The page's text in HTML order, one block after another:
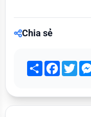
Chia sẻ
Share Facebook